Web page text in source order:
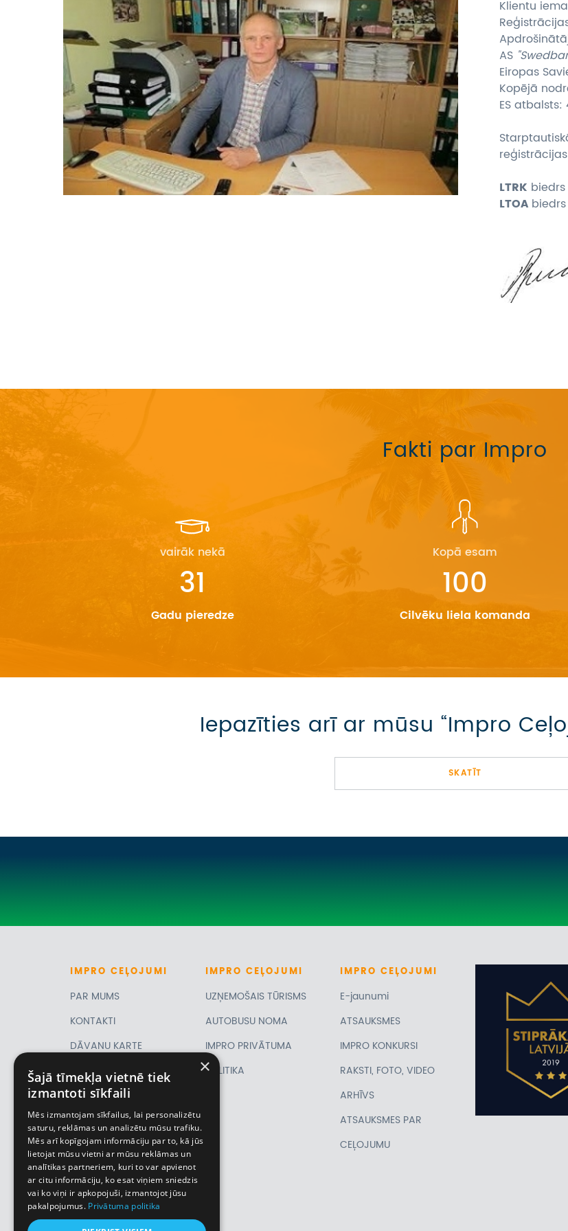
Klientu
AS
Eiropas
Kopējā
ES atbalsts:
LTRK biedrs
LTOA biedrs
Fakti par Impro
vairāk nekā
31
Gadu pieredze
Kopā esam
100
Cilvēku liela komanda
Iepazīties arī ar mūsu “Impro
SKATĪT
IMPRO CEĻOJUMI
PAR MUMS
KONTAKTI
DĀVANU KARTE
PIRMSLĪGUMA
INFORMĀCIJA, KLIENTA
LĪGUMS,
CEĻOJUMU
APDROŠINĀŠANA
VĪZU ANKETAS
Piemiņas istaba
IMPRO CEĻOJUMI
UZŅEMOŠAIS TŪRISMS
AUTOBUSU NOMA
IMPRO PRIVĀTUMA
POLITIKA
IMPROCEĻOJUMI
E-jaunumi
ATSAUKSMES
IMPRO KONKURSI
RAKSTI, FOTO, VIDEO
ARHĪVS
ATSAUKSMES PAR
CEĻOJUMU
×
Šajā tīmekļa vietnē tiek
izmantoti sīkfaili
Mēs izmantojam sīkfailus, lai personalizētu
saturu, reklāmas un analizētu mūsu trafiku.
Mēs arī kopīgojam informāciju par to, kā jūs
lietojat mūsu vietni ar mūsu reklāmas un
analītikas partneriem, kuri to var apvienot
ar citu informāciju, ko esat viņiem sniedzis
vai ko viņi ir apkopojuši, izmantojot jūsu
pakalpojumus. Privātuma politika